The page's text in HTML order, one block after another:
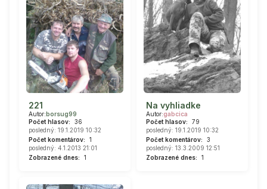
221
Autor:borsug99
Počet hlasov:
36
posledný: 19.1.2019 10:32
Počet komentárov:
1
posledný: 4.1.2013 21:01
Zobrazené dnes:
1
Na vyhliadke
Autor:gabcica
Počet hlasov:
79
posledný: 19.1.2019 10:32
Počet komentárov:
3
posledný: 13.3.2009 12:51
Zobrazené dnes:
1